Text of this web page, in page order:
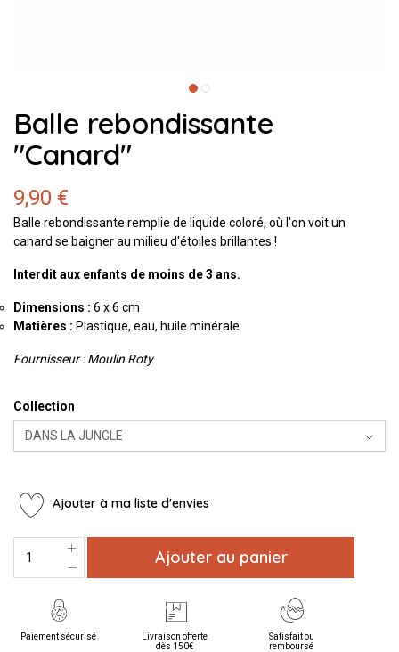
Balle rebondissante
"Canard"
9,90 €
Balle rebondissante remplie de liquide coloré, où l'on voit un
canard se baigner au milieu d'étoiles brillantes !
Interdit aux enfants de moins de 3 ans.
Dimensions : 6 x 6 cm
Matières : Plastique, eau, huile minérale
Fournisseur : Moulin Roty
Collection
Ajouter à ma liste d'envies
Ajouter au panier
Paiement sécurisé
Livraison offerte
dès 150€
Satisfait ou
remboursé